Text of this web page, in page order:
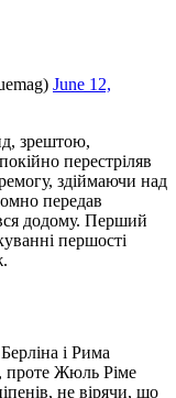
June 12,
зрештою,
перестріляв
здіймаючи над
передав
додому. Перший
першості
і Рима
проте Жюль Ріме
не вірячи, що